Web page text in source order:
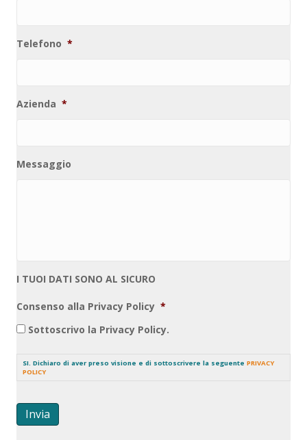
Telefono *
Azienda *
Messaggio
I TUOI DATI SONO AL SICURO
Consenso alla Privacy Policy *
Sottoscrivo la Privacy Policy.
SI. Dichiaro di aver preso visione e di sottoscrivere la seguente PRIVACY
POLICY
Invia